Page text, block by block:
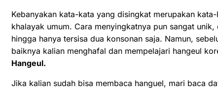
Kebanyakan kata-kata yang disingkat merupakan
khalayak umum. Cara menyingkatnya pun sangat
hingga hanya tersisa dua konsonan saja. Namun,
baiknya kalian menghafal dan mempelajari hangeul
Hangeul.
Jika kalian sudah bisa membaca hanguel, mari baca